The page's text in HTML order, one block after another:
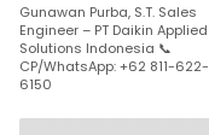
Gunawan Purba, S.T. Sales
Engineer – PT Daikin Applied
Solutions Indonesia 📞
CP/WhatsApp: +62 811-622-
6150